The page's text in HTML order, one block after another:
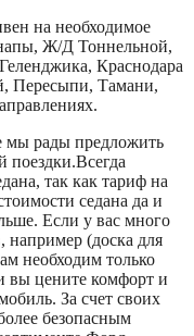
на необходимое
Ж/Д Тоннельной,
Краснодара
Пересыпи, Тамани,
мы рады предложить
поездки.Всегда
так как тариф на
седана да и
Если у вас много
например (доска для
необходим только
вы цените комфорт и
За счет своих
безопасным